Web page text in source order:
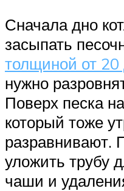
Сначала дно
засыпать
толщиной от
нужно
Поверх песка
который тоже
разравнивают.
уложить трубу
чаши и